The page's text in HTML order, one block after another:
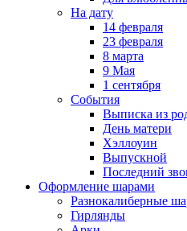
На дату
14 февраля
23 февраля
8 марта
9 Мая
1 сентября
События
Выписка из
День матери
Хэллоуин
Выпускной
Последний
Оформление шарами
Разнокалиберные
Гирлянды